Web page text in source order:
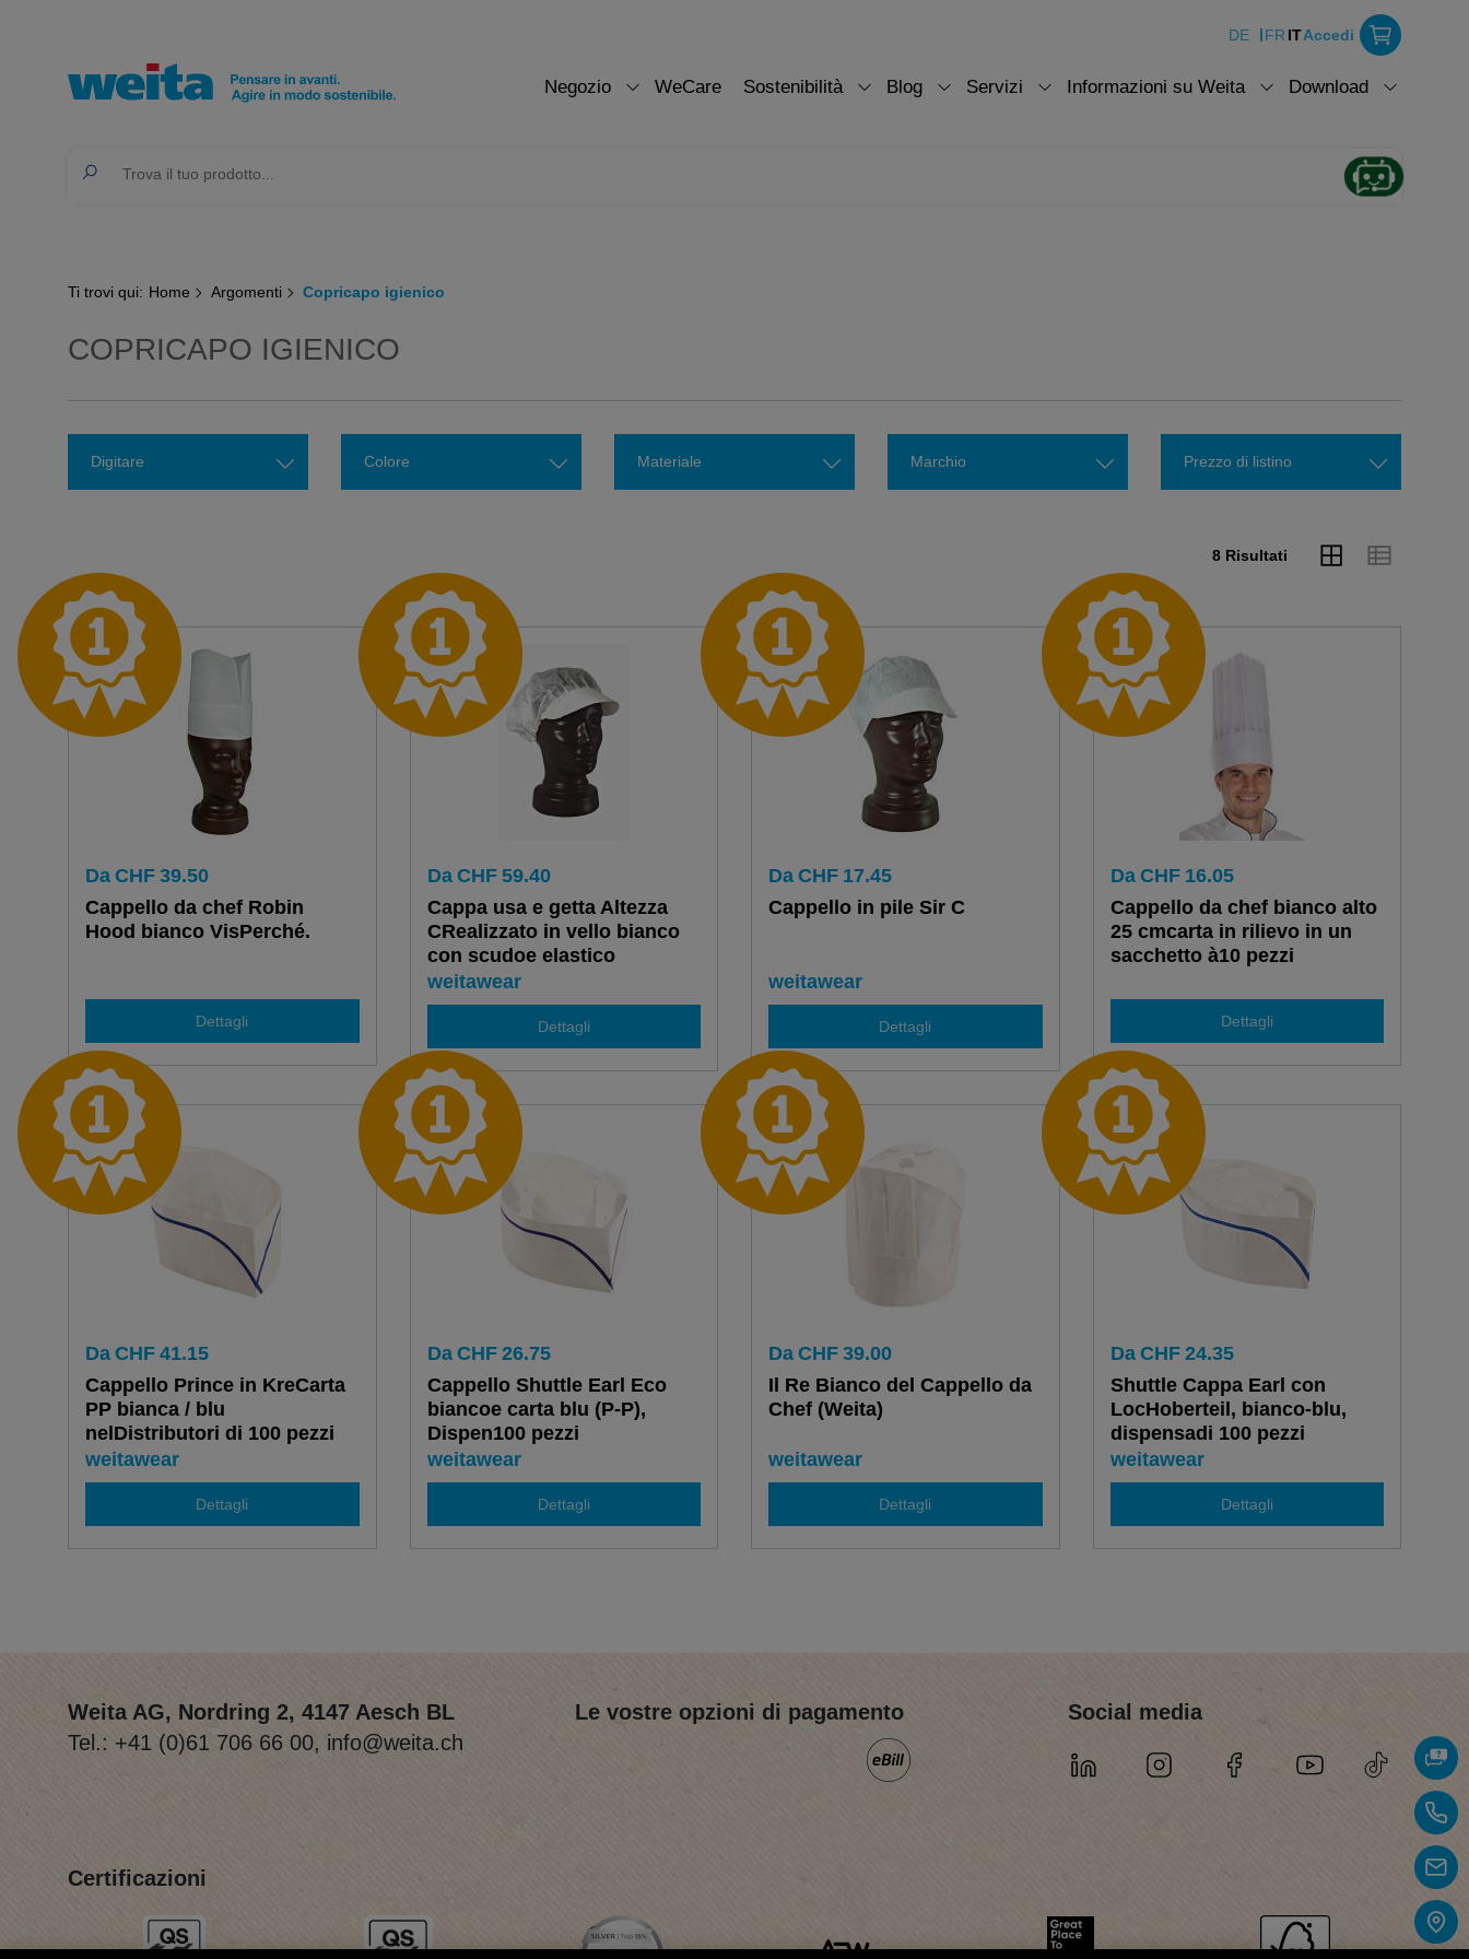
DE FR ITAccedi
Negozio WeCare Sostenibilità Blog Servizi Informazioni su Weita Download
Ti trovi qui: Home Argomenti Copricapo igienico
COPRICAPO IGIENICO
Digitare Colore Materiale Marchio Prezzo di listino
8 Risultati
Da CHF 39.50
Cappello da chef Robin
Hood bianco VisPerché.
Dettagli
Da CHF 59.40
Cappa usa e getta Altezza
CRealizzato in vello bianco
con scudoe elastico
weitawear
Dettagli
Da CHF 17.45
Cappello in pile Sir C
weitawear
Dettagli
Da CHF 16.05
Cappello da chef bianco alto
25 cmcarta in rilievo in un
sacchetto à10 pezzi
Dettagli
Da CHF 41.15
Cappello Prince in KreCarta
PP bianca / blu
nelDistributori di 100 pezzi
weitawear
Dettagli
Da CHF 26.75
Cappello Shuttle Earl Eco
biancoe carta blu (P-P),
Dispen100 pezzi
weitawear
Dettagli
Da CHF 39.00
Il Re Bianco del Cappello da
Chef (Weita)
weitawear
Dettagli
Da CHF 24.35
Shuttle Cappa Earl con
LocHoberteil, bianco-blu,
dispensadi 100 pezzi
weitawear
Dettagli
Weita AG, Nordring 2, 4147 Aesch BL
Tel.: +41 (0)61 706 66 00, info@weita.ch
Le vostre opzioni di pagamento Social media
Certificazioni